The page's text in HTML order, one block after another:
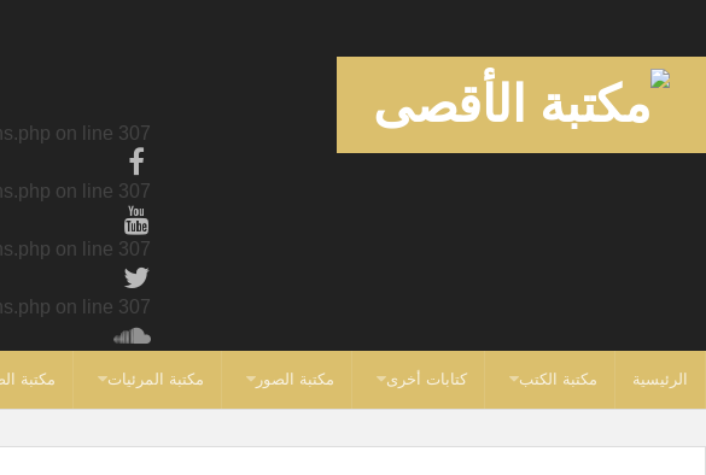
on line 307
on line 307
on line 307
on line 307
الرئيسية مكتبة الكتب كتابات أخرى مكتبة الصور مكتبة المرئيات مكتبة